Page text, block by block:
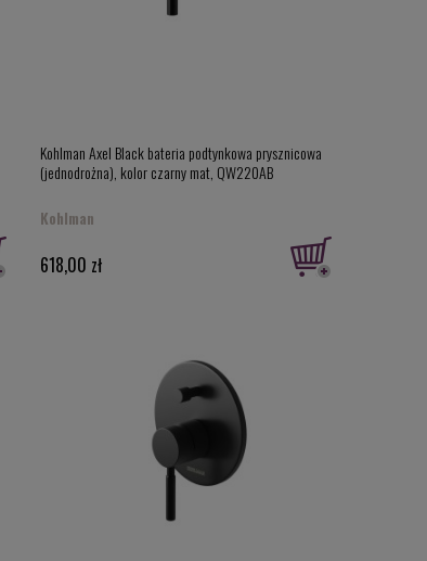
Kohlman Axel Black bateria podtynkowa prysznicowa
(jednodrożna), kolor czarny mat, QW220AB
Kohlman
618,00 zł